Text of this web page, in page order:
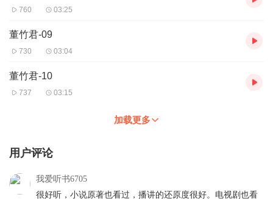
760 03:25
董竹君-09
730 03:04
董竹君-10
737 03:15
加载更多
用户评论
我爱听书6705
很好听，小说原著也看过，播讲的还原度很好。电视剧也看